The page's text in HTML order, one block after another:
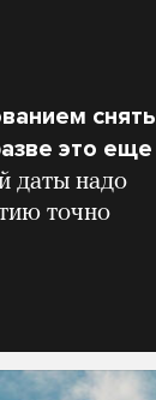
снять
это еще
даты надо
точно